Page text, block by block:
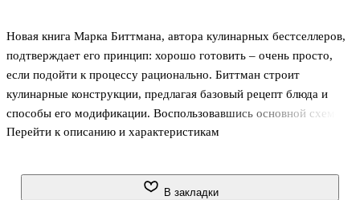
Новая книга Марка Биттмана, автора кулинарных бестселлеров,
подтверждает его принцип: хорошо готовить – очень просто,
если подойти к процессу рационально. Биттман строит
кулинарные конструкции, предлагая базовый рецепт блюда и
способы его модификации. Воспользовавшись основной схемой
и чуть изменив список ингредиентов и процесс приготовления,
творчества, а инструкции Биттмана понятны даже новичку.
Перейти к описанию и характеристикам
В закладки